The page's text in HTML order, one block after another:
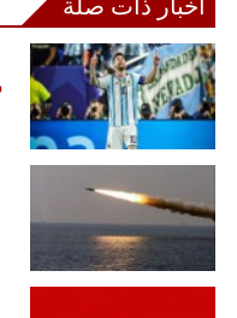
أخبار ذات صلة